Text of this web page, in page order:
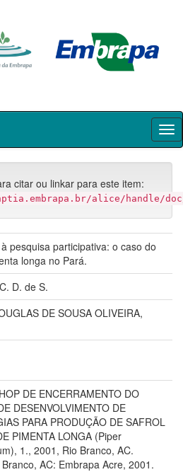
citar ou linkar para este item:
alice/handle/
pesquisa participativa: o caso do
longa no Pará.
D. de S.
DE SOUSA OLIVEIRA,
DE ENCERRAMENTO DO
DESENVOLVIMENTO DE
PARA PRODUÇÃO DE SAFROL
PIMENTA LONGA (Piper
1., 2001, Rio Branco, AC.
AC: Embrapa Acre, 2001.